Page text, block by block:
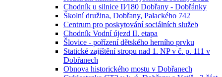
Chodník u silnice II⁄180 Dobřany - Dobřánky
Školní družina, Dobřany, Palackého 742
Centrum pro poskytování sociálních služeb
Chodník Vodní újezd II. etapa
Šlovice - pořízení dětského herního prvku
Statické zajištění stropu nad 1. NP v č. p. 111 v
Dobřanech
Obnova historického mostu v Dobřanech